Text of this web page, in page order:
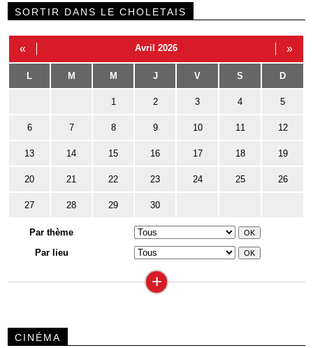
SORTIR DANS LE CHOLETAIS
« Avril 2026 »
L M M J V S D
1 2 3 4 5
6 7 8 9 10 11 12
13 14 15 16 17 18 19
20 21 22 23 24 25 26
27 28 29 30
Par thème
Par lieu
+
CINÉMA